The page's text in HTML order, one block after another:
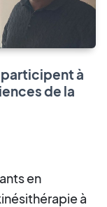
participent à
de la
en
à